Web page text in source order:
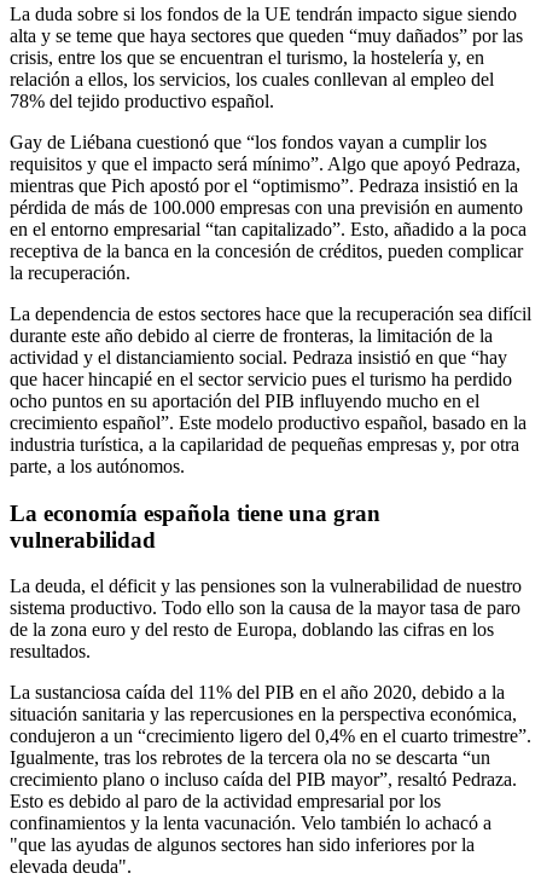
La duda sobre si los fondos de la UE tendrán impacto sigue siendo
alta y se teme que haya sectores que queden “muy dañados” por las
crisis, entre los que se encuentran el turismo, la hostelería y, en
relación a ellos, los servicios, los cuales conllevan al empleo del
78% del tejido productivo español.
Gay de Liébana cuestionó que “los fondos vayan a cumplir los
requisitos y que el impacto será mínimo”. Algo que apoyó Pedraza,
mientras que Pich apostó por el “optimismo”. Pedraza insistió en la
pérdida de más de 100.000 empresas con una previsión en aumento
en el entorno empresarial “tan capitalizado”. Esto, añadido a la poca
receptiva de la banca en la concesión de créditos, pueden complicar
la recuperación.
La dependencia de estos sectores hace que la recuperación sea difícil
durante este año debido al cierre de fronteras, la limitación de la
actividad y el distanciamiento social. Pedraza insistió en que “hay
que hacer hincapié en el sector servicio pues el turismo ha perdido
ocho puntos en su aportación del PIB influyendo mucho en el
crecimiento español”. Este modelo productivo español, basado en la
industria turística, a la capilaridad de pequeñas empresas y, por otra
parte, a los autónomos.
La economía española tiene una gran
vulnerabilidad
La deuda, el déficit y las pensiones son la vulnerabilidad de nuestro
sistema productivo. Todo ello son la causa de la mayor tasa de paro
de la zona euro y del resto de Europa, doblando las cifras en los
resultados.
La sustanciosa caída del 11% del PIB en el año 2020, debido a la
situación sanitaria y las repercusiones en la perspectiva económica,
condujeron a un “crecimiento ligero del 0,4% en el cuarto trimestre”.
Igualmente, tras los rebrotes de la tercera ola no se descarta “un
crecimiento plano o incluso caída del PIB mayor”, resaltó Pedraza.
Esto es debido al paro de la actividad empresarial por los
confinamientos y la lenta vacunación. Velo también lo achacó a
"que las ayudas de algunos sectores han sido inferiores por la
elevada deuda".